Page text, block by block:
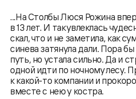
...На Столбы Люся Рожина
в 13 лет. И так увлеклась
скал, что и не заметила, как
синева затянула дали. Пора
путь, но устала сильно. Да и
одной идти по ночному лесу.
к какой-то компании и
вместе с нею у костра.